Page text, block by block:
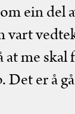
ein del
at me
er å